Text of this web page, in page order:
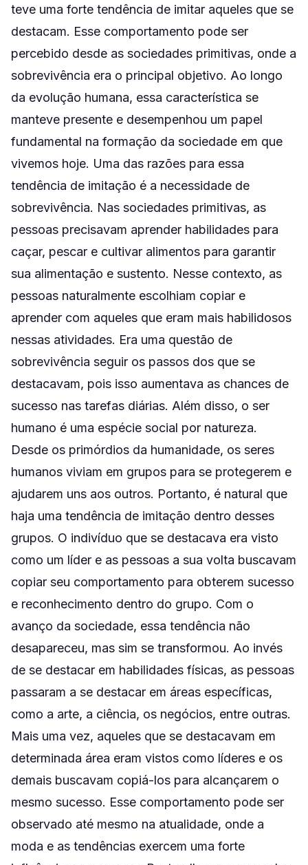
teve uma forte tendência de imitar aqueles que se
destacam. Esse comportamento pode ser
percebido desde as sociedades primitivas, onde a
sobrevivência era o principal objetivo. Ao longo
da evolução humana, essa característica se
manteve presente e desempenhou um papel
fundamental na formação da sociedade em que
vivemos hoje. Uma das razões para essa
tendência de imitação é a necessidade de
sobrevivência. Nas sociedades primitivas, as
pessoas precisavam aprender habilidades para
caçar, pescar e cultivar alimentos para garantir
sua alimentação e sustento. Nesse contexto, as
pessoas naturalmente escolhiam copiar e
aprender com aqueles que eram mais habilidosos
nessas atividades. Era uma questão de
sobrevivência seguir os passos dos que se
destacavam, pois isso aumentava as chances de
sucesso nas tarefas diárias. Além disso, o ser
humano é uma espécie social por natureza.
Desde os primórdios da humanidade, os seres
humanos viviam em grupos para se protegerem e
ajudarem uns aos outros. Portanto, é natural que
haja uma tendência de imitação dentro desses
grupos. O indivíduo que se destacava era visto
como um líder e as pessoas a sua volta buscavam
copiar seu comportamento para obterem sucesso
e reconhecimento dentro do grupo. Com o
avanço da sociedade, essa tendência não
desapareceu, mas sim se transformou. Ao invés
de se destacar em habilidades físicas, as pessoas
passaram a se destacar em áreas específicas,
como a arte, a ciência, os negócios, entre outras.
Mais uma vez, aqueles que se destacavam em
determinada área eram vistos como líderes e os
demais buscavam copiá-los para alcançarem o
mesmo sucesso. Esse comportamento pode ser
observado até mesmo na atualidade, onde a
moda e as tendências exercem uma forte